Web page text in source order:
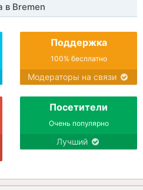
в Bremen
Поддержка
100% бесплатно
Модераторы на связи
Посетители
Очень популярно
Лучший